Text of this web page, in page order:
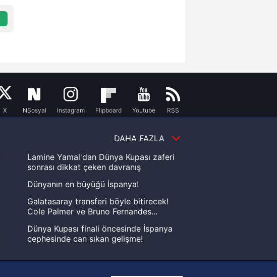
X NSosyal Instagram Flipboard Youtube RSS
DAHA FAZLA
Lamine Yamal'dan Dünya Kupası zaferi
sonrası dikkat çeken davranış
Dünyanın en büyüğü İspanya!
Galatasaray transferi böyle bitirecek!
Cole Palmer ve Bruno Fernandes...
Dünya Kupası finali öncesinde İspanya
cephesinde can sıkan gelişme!